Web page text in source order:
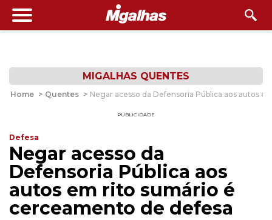
MIGALHAS QUENTES
Home > Quentes > Negar acesso da Defensoria Pública aos autos
PUBLICIDADE
Defesa
Negar acesso da
Defensoria Pública aos
autos em rito sumário é
cerceamento de defesa